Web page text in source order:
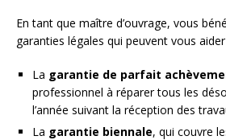
En tant que maître d’ouvrage, vous
garanties légales qui peuvent vous
La garantie de parfait
professionnel à réparer tous les
l’année suivant la réception des
La garantie biennale, qui couvre